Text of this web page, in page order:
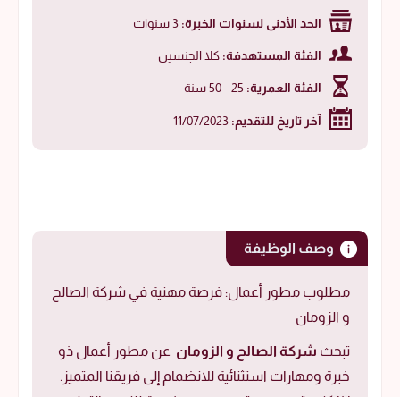
الحد الأدنى لسنوات الخبرة:
الفئة المستهدفة: كلا الجنسين
الفئة العمرية:
آخر تاريخ للتقديم:
وصف الوظيفة
مطلوب مطور أعمال: فرصة مهنية في شركة الصالح
و الزومان
تبحث شركة الصالح و الزومان عن مطور أعمال ذو
خبرة ومهارات استثنائية للانضمام إلى فريقنا المتميز.